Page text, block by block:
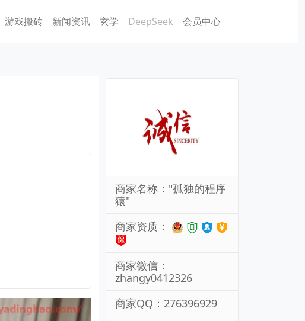
游戏搬砖 新闻资讯 玄学 DeepSeek 会员中心
商家名称："孤独的程序
猿"
商家资质：
商家微信：
zhangy0412326
商家QQ：276396929